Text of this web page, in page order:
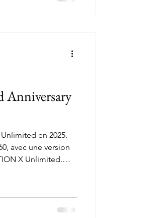
en 2025.
avec une version
X Unlimited.
Et pas
un petit